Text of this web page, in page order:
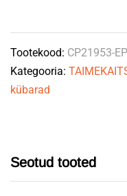
Tootekood: CP21953-
Kategooria:
kübarad
Seotud tooted